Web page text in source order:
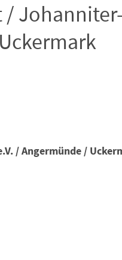
/
/ Angermünde /